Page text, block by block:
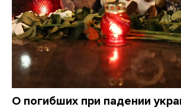
О погибших при падении